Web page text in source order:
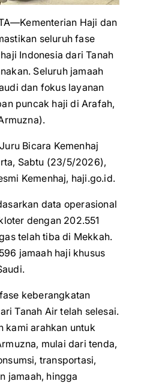
Haji dan
seluruh fase
Indonesia dari Tanah
Seluruh jamaah
dan fokus layanan
puncak haji di Arafah,
Bicara Kemenhaj
Sabtu (23/5/2026),
Kemenhaj, haji.go.id.
data operasional
dengan 202.551
telah tiba di Mekkah.
jamaah haji khusus
keberangkatan
Tanah Air telah selesai.
kami arahkan untuk
mulai dari tenda,
transportasi,
jamaah, hingga